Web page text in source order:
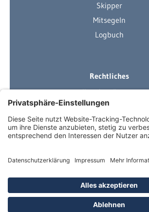
Skipper
Mitsegeln
Logbuch
Rechtliches
Ihre Ausrüstung
Impressum
Datenschutzerklärung
AGB
Über Neuigkeiten
Newsletter